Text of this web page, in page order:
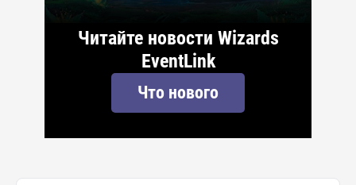
Читайте новости Wizards
EventLink
Что нового